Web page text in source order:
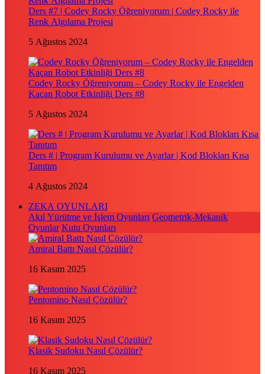
Ders #7 | Codey Rocky Öğreniyorum | Codey Rocky ile
Renk Algılama Projesi
5 Ağustos 2024
Codey Rocky Öğreniyorum – Codey Rocky ile Engelden
Kaçan Robot Etkinliği Ders #8
5 Ağustos 2024
Ders # | Program Kurulumu ve Ayarlar | Kod Blokları Kısa
Tanıtım
4 Ağustos 2024
ZEKA OYUNLARI
Akıl Yürütme ve İşlem Oyunları Geometrik-Mekanik
Oyunlar Kutu Oyunları
Amiral Battı Nasıl Çözülür?
16 Kasım 2025
Pentomino Nasıl Çözülür?
16 Kasım 2025
Klasik Sudoku Nasıl Çözülür?
16 Kasım 2025